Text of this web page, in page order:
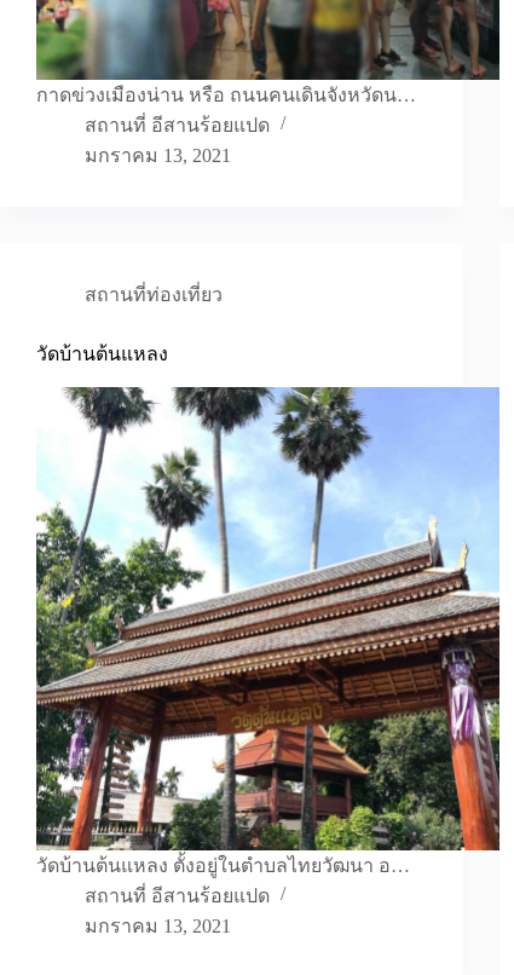
กาดข่วงเมืองน่าน หรือ ถนนคนเดินจังหวัดน…
สถานที่ อีสานร้อยแปด
มกราคม 13, 2021
สถานที่ท่องเที่ยว
วัดบ้านต้นแหลง
วัดบ้านต้นแหลง ตั้งอยู่ในตำบลไทยวัฒนา อ…
สถานที่ อีสานร้อยแปด
มกราคม 13, 2021